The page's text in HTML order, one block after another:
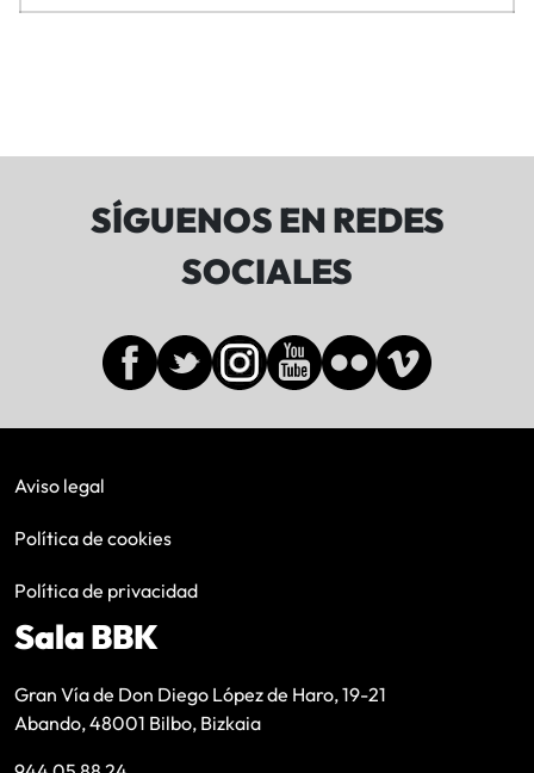
SÍGUENOS EN REDES
SOCIALES
Aviso legal
Política de cookies
Política de privacidad
Sala BBK
Gran Vía de Don Diego López de Haro, 19-21
Abando, 48001 Bilbo, Bizkaia